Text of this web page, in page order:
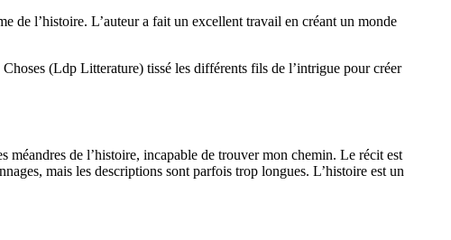
de l’histoire. L’auteur a fait un excellent travail en créant un monde
(Ldp Litterature) tissé les différents fils de l’intrigue pour créer
méandres de l’histoire, incapable de trouver mon chemin. Le récit est
mais les descriptions sont parfois trop longues. L’histoire est un